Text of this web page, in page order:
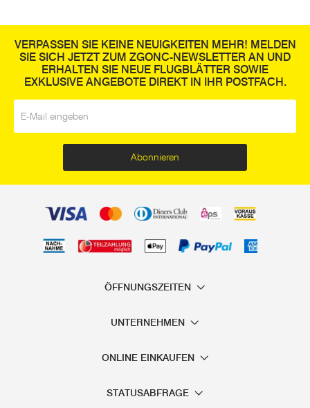
VERPASSEN SIE KEINE NEUIGKEITEN MEHR! MELDEN
SIE SICH JETZT ZUM ZGONC-NEWSLETTER AN UND
ERHALTEN SIE NEUE FLUGBLÄTTER SOWIE
EXKLUSIVE ANGEBOTE DIREKT IN IHR POSTFACH.
Abonnieren
ÖFFNUNGSZEITEN
UNTERNEHMEN
ONLINE EINKAUFEN
STATUSABFRAGE